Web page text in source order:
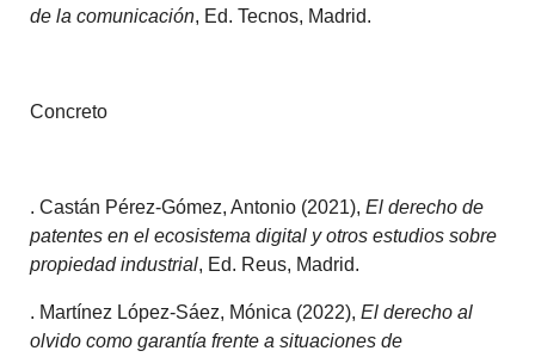
de la comunicación, Ed. Tecnos, Madrid.
Concreto
. Castán Pérez-Gómez, Antonio (2021),El derecho de
patentes en el ecosistema digital y otros estudios sobre
propiedad industrial, Ed. Reus, Madrid.
. Martínez López-Sáez, Mónica (2022),El derecho al
olvido como garantía frente a situaciones de